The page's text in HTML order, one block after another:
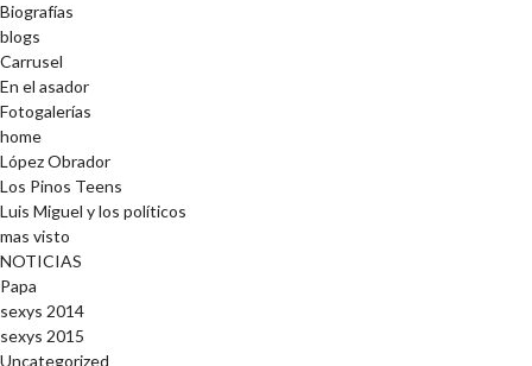
Biografías
blogs
Carrusel
En el asador
Fotogalerías
home
López Obrador
Los Pinos Teens
Luis Miguel y los políticos
mas visto
NOTICIAS
Papa
sexys 2014
sexys 2015
Uncategorized